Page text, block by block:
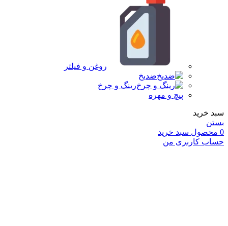
روغن و فیلتر
ضدیخ
رینگ و چرخ
پیچ و مهره
سبد خرید
بستن
0 محصول سبد خرید
حساب کاربری من